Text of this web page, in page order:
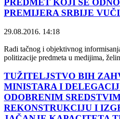
PREDMET KOJI SE
PREMIJERA SRBIJE
29.08.2016. 14:18
Radi tačnog i objektivnog
politizacije predmeta u medijima,
TUŽITELJSTVO BIH
MINISTARA I
ODOBRENIM
REKONSTRUKCIJU I